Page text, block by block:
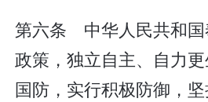
第六条 中华人民共和国
政策，独立自主、自力
国防，实行积极防御，坚